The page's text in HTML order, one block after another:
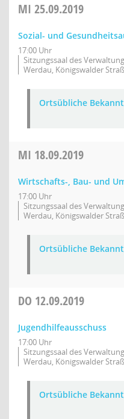
MI 25.09.2019
Sozial- und
17:00 Uhr
Sitzungssaal des
Werdau, Königswalder
Ortsübliche
MI 18.09.2019
Wirtschafts-, Bau- und
17:00 Uhr
Sitzungssaal des
Werdau, Königswalder
Ortsübliche
DO 12.09.2019
Jugendhilfeausschuss
17:00 Uhr
Sitzungssaal des
Werdau, Königswalder
Ortsübliche